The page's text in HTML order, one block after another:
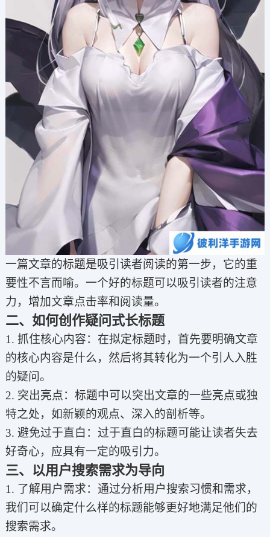
一篇文章的标题是吸引读者阅读的第一步，它的重
要性不言而喻。一个好的标题可以吸引读者的注意
力，增加文章点击率和阅读量。
二、如何创作疑问式长标题
1. 抓住核心内容：在拟定标题时，首先要明确文章
的核心内容是什么，然后将其转化为一个引人入胜
的疑问。
2. 突出亮点：标题中可以突出文章的一些亮点或独
特之处，如新颖的观点、深入的剖析等。
3. 避免过于直白：过于直白的标题可能让读者失去
好奇心，应具有一定的吸引力。
三、以用户搜索需求为导向
1. 了解用户需求：通过分析用户搜索习惯和需求，
我们可以确定什么样的标题能够更好地满足他们的
搜索需求。